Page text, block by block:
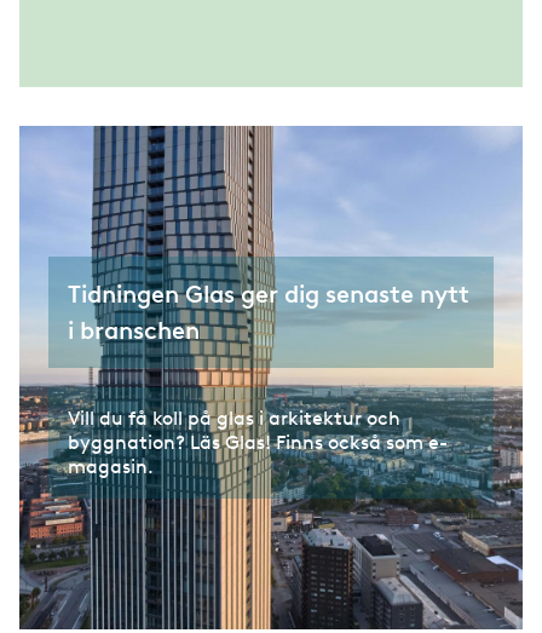
Tidningen Glas ger dig senaste nytt
i branschen
Vill du få koll på glas i arkitektur och
byggnation? Läs Glas! Finns också som e-
magasin.